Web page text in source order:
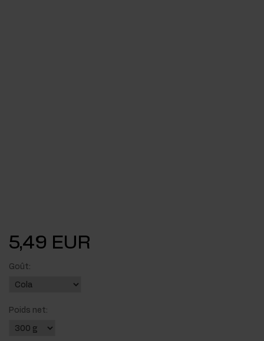
5,49 EUR
Goût:
Poids net: